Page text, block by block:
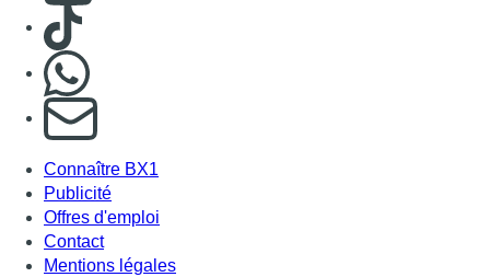
Consulter TikTok
S'abonner à notre newsletter
Connaître BX1
Publicité
Offres d'emploi
Contact
Mentions légales